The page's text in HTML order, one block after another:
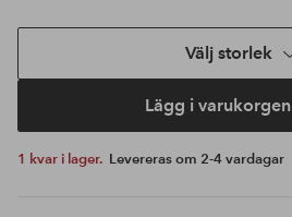
Välj storlek
Lägg i varukorgen
1 kvar i lager. Levereras om 2-4 vardagar